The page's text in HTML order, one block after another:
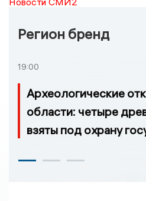
Регион бренд
19:00
Археологические
области: четыре
взяты под охрану